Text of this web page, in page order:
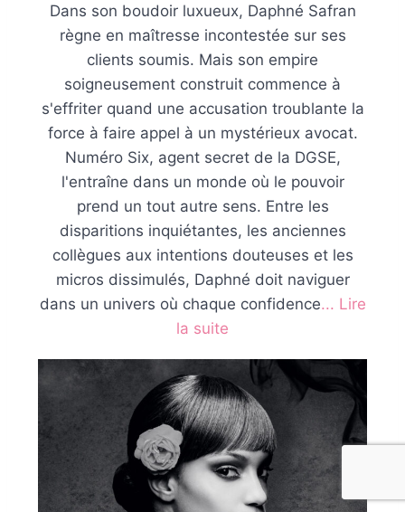
Dans son boudoir luxueux, Daphné Safran
règne en maîtresse incontestée sur ses
clients soumis. Mais son empire
soigneusement construit commence à
s'effriter quand une accusation troublante la
force à faire appel à un mystérieux avocat.
Numéro Six, agent secret de la DGSE,
l'entraîne dans un monde où le pouvoir
prend un tout autre sens. Entre les
disparitions inquiétantes, les anciennes
collègues aux intentions douteuses et les
micros dissimulés, Daphné doit naviguer
dans un univers où chaque confidence... Lire
la suite